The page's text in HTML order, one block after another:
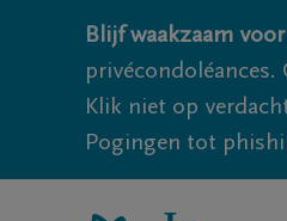
Blijf waakzaam
Klik niet op
Pogingen tot